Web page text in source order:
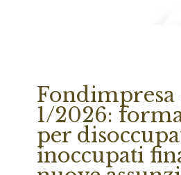
Fondimpresa
1/2026:
per
inoccupati